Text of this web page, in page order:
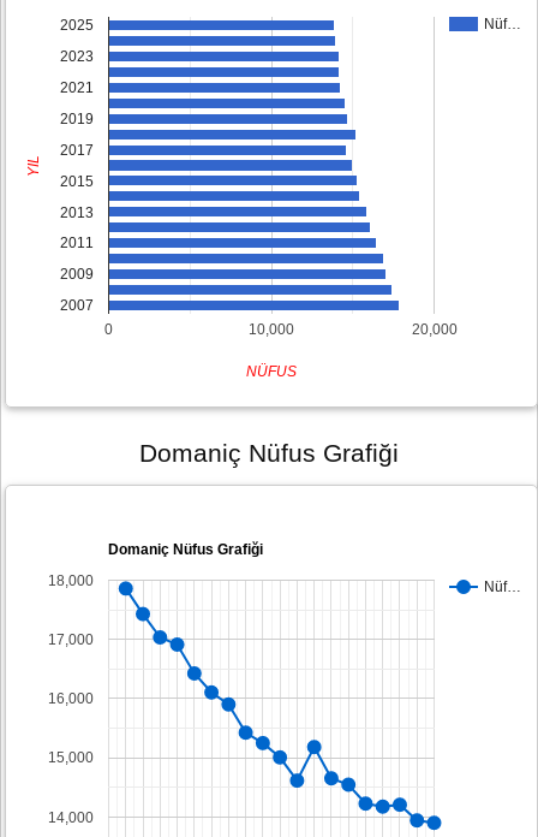
Nüf…
0 10,000 20,000
2025
2023
2021
2019
2017
2015
2013
2011
2009
2007
NÜFUS
YIL
Domaniç Nüfus Grafiği
Domaniç Nüfus Grafiği
Nüf…
14,000
15,000
16,000
17,000
18,000